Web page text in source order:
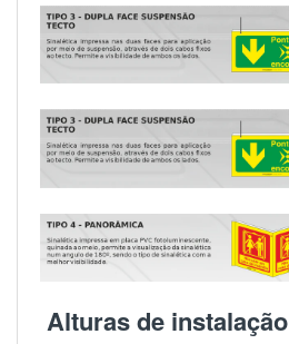
Alturas de instalação